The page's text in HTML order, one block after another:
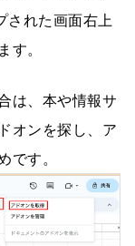
された画面右上
す。
は、本や情報サ
オンを探し、ア
です。